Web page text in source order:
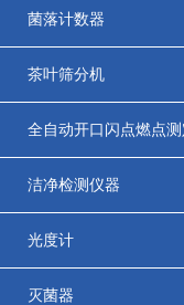
菌落计数器
茶叶筛分机
全自动开口闪点燃点
洁净检测仪器
光度计
灭菌器